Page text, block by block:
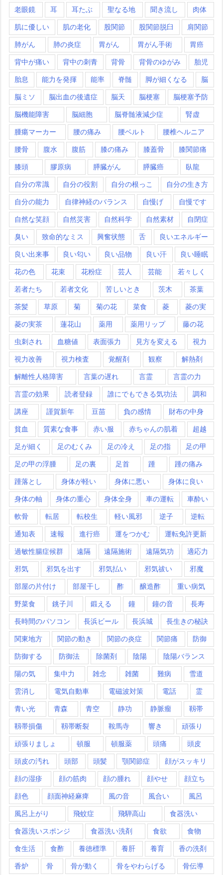
老眼鏡 耳 耳たぶ 聖なる地 聞き流し 肉体
肌に優しい 肌の老化 股関節 股関節脱臼 肩関節
肺がん 肺の炎症 胃がん 胃がん手術 胃癌
背中が痛い 背中の刺青 背骨 背骨のゆがみ 胎児
胎息 能力を発揮 能率 脊髄 脚が細くなる 脳
脳ミソ 脳出血の後遺症 脳天 脳梗塞 脳梗塞予防
脳機能障害 脳細胞 脳脊髄液減少症 腎虚
腫瘍マーカー 腰の痛み 腰ベルト 腰椎ヘルニア
腰骨 腹水 腹筋 膝の痛み 膝蓋骨 膝関節痛
膝頭 膠原病 膵臓がん 膵臓癌 臥龍
自分の常識 自分の役割 自分の根っこ 自分の生き方
自分の能力 自律神経のバランス 自慢げ 自慢です
自然な笑顔 自然災害 自然科学 自然素材 自閉症
臭い 致命的なミス 興奮状態 舌 良いエネルギー
良い出来事 良い匂い 良い品物 良い汗 良い睡眠
花の色 花束 花粉症 芸人 芸能 若々しく
若者たち 若者文化 苦しいとき 茨木 茶葉
茶髪 草原 菊 菊の花 菜食 菱 菱の実
菱の実茶 蓮花山 薬用 薬用リップ 藤の花
虫刺され 血糖値 表面張力 見方を変える 視力
視力改善 視力検査 覚醒剤 観察 解熱剤
解離性人格障害 言葉の遅れ 言霊 言霊の力
言霊の効果 読者登録 誰にでもできる気功法 調和
講座 謹賀新年 豆苗 負の感情 財布の中身
貧血 質素な食事 赤い服 赤ちゃんの肌着 超越
足が細く 足のむくみ 足の冷え 足の指 足の甲
足の甲の浮腫 足の裏 足首 踵 踵の痛み
踵落とし 身体が軽い 身体に悪い 身体に良い
身体の軸 身体の重心 身体全身 車の運転 車酔い
軟骨 転居 転校生 軽い風邪 逆子 逆転
通知表 速報 進行癌 運をつかむ 運転免許更新
過敏性腸症候群 遠隔 遠隔施術 遠隔気功 適応力
邪気 邪気を出す 邪気払い 邪気祓い 邪魔
部屋の片付け 部屋干し 酢 醸造酢 重い病気
野菜食 銚子川 鍛える 鐘 鐘の音 長寿
長時間のパソコン 長浜ビール 長浜城 長生きの秘訣
関東地方 関節の動き 関節の炎症 関節痛 防御
防御する 防御法 除菌剤 陰陽 陰陽バランス
陽の気 集中力 雑念 雑菌 難病 雪道
雲消し 電気自動車 電磁波対策 電話 霊
青い光 青森 青空 静功 静脈瘤 靱帯
靱帯損傷 靱帯断裂 鞍馬寺 響き 頑張り
頑張りましょ 頓服 頓服薬 頭痛 頭皮
頭皮の汚れ 頭部 頭髪 顎関節症 顔がスッキリ
顔の湿疹 顔の筋肉 顔の腫れ 顔やせ 顔立ち
顔色 顔面神経麻痺 風の音 風合い 風呂
風呂上がり 飛蚊症 飛騨高山 食器洗い
食器洗いスポンジ 食器洗い洗剤 食欲 食物
食生活 食酢 養徳標準 養肝 養育 香の洗剤
香炉 骨 骨が動く 骨をやわらげる 骨伝導